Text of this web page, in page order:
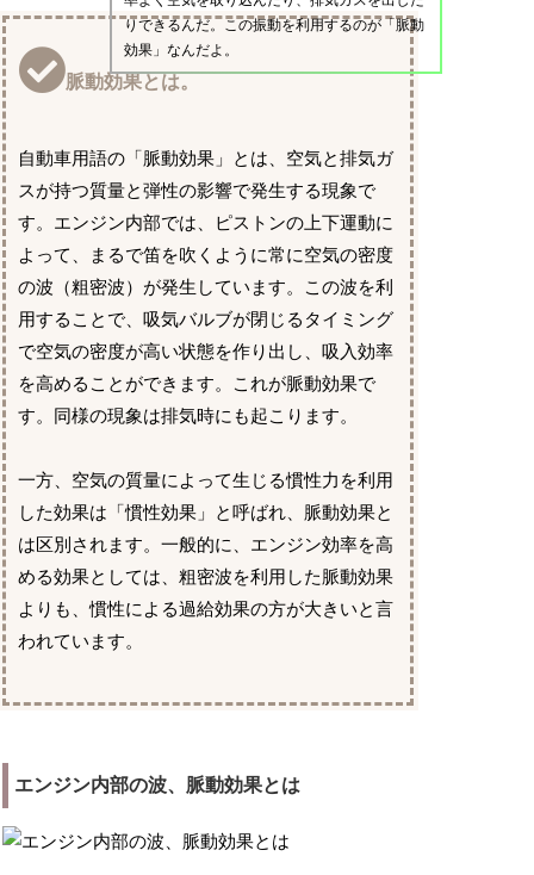
りできるんだ。この振動を利用するのが「脈動
効果」なんだよ。
脈動効果とは。
自動車用語の「脈動効果」とは、空気と排気ガ
スが持つ質量と弾性の影響で発生する現象で
す。エンジン内部では、ピストンの上下運動に
よって、まるで笛を吹くように常に空気の密度
の波（粗密波）が発生しています。この波を利
用することで、吸気バルブが閉じるタイミング
で空気の密度が高い状態を作り出し、吸入効率
を高めることができます。これが脈動効果で
す。同様の現象は排気時にも起こります。
一方、空気の質量によって生じる慣性力を利用
した効果は「慣性効果」と呼ばれ、脈動効果と
は区別されます。一般的に、エンジン効率を高
める効果としては、粗密波を利用した脈動効果
よりも、慣性による過給効果の方が大きいと言
われています。
エンジン内部の波、脈動効果とは